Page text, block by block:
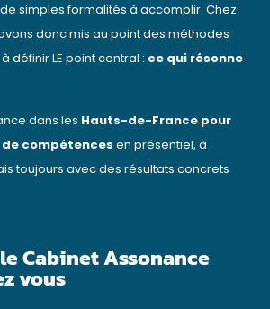
simples formalités à accomplir. Chez
donc mis au point des méthodes
définir LE point central : ce qui résonne
dans les Hauts-de-France pour
compétences en présentiel, à
toujours avec des résultats concrets
Cabinet Assonance
vous